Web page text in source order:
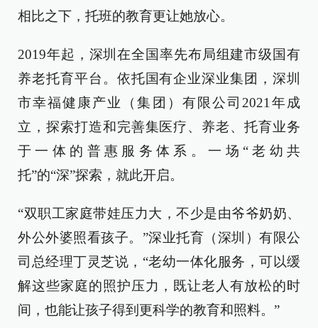
相比之下，托班的教育更让她放心。
2019年起，深圳在全国率先布局组建市级国有
养老托育平台。依托国有企业深业集团，深圳
市幸福健康产业（集团）有限公司2021年成
立，探索打造和完善集医疗、养老、托育业务
于一体的普惠服务体系。一场“老幼共
托”的“深”探索，就此开启。
“双职工家庭带娃压力大，不少是由爷爷奶奶、
外公外婆照看孩子。”深业托育（深圳）有限公
司总经理丁灵芝说，“老幼一体化服务，可以缓
解这些家庭的照护压力，既让老人有放松的时
间，也能让孩子得到更科学的教育和照料。”